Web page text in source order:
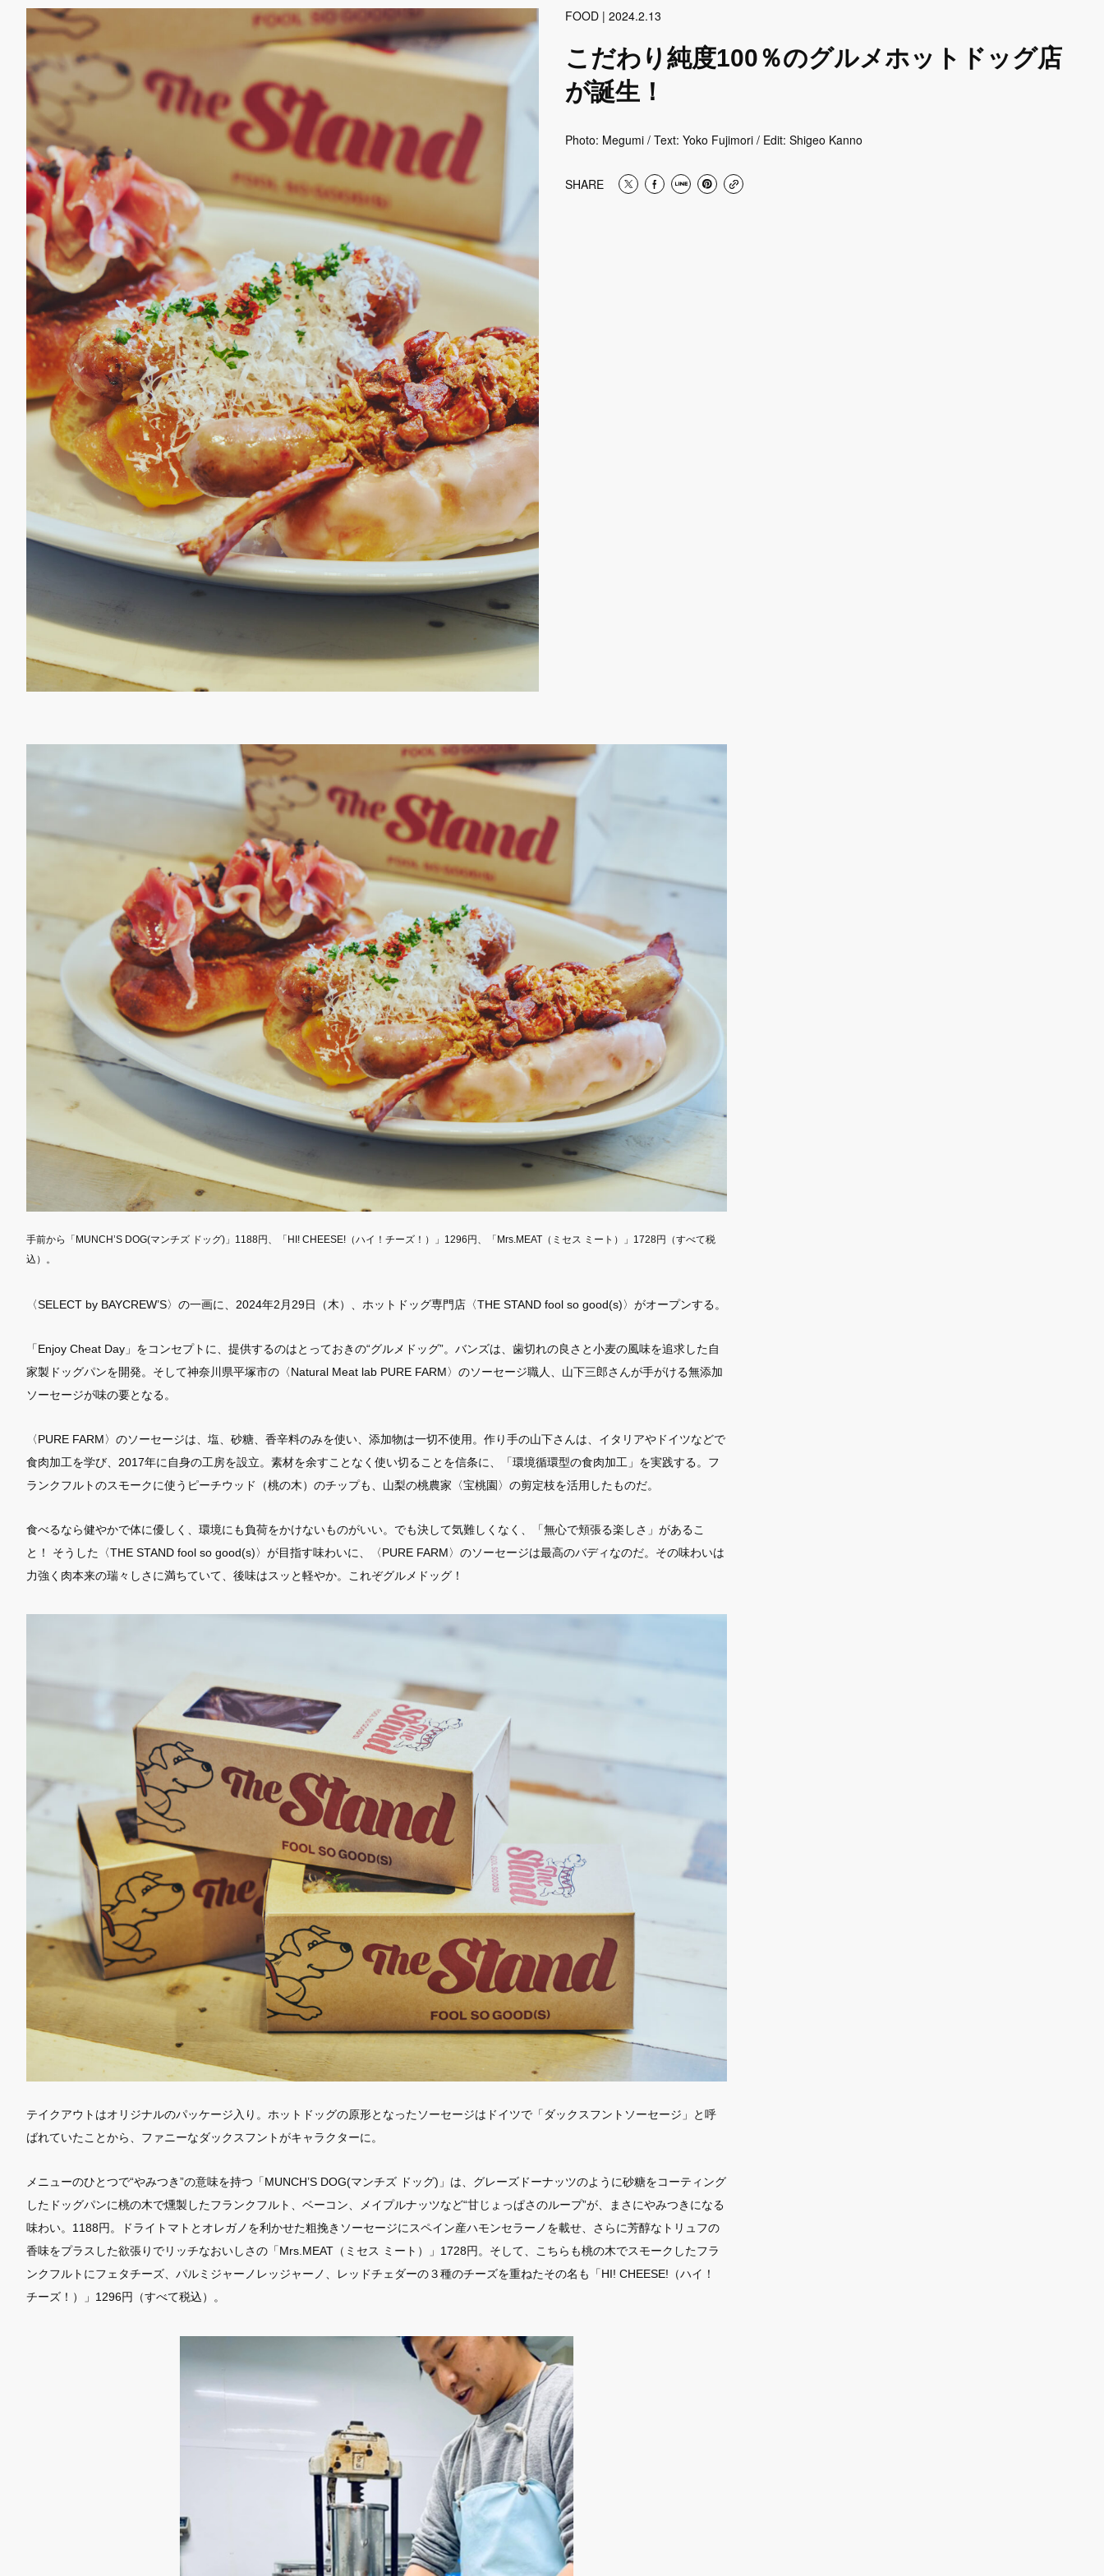
ABOUT
FASHION
CULTURE
PEOPLE
ART
SNAP
SEARCH
LINKS
BAYCREW’S STORE COMPANY SITE
虎ノ門の進化を加速する、
FOOD | 2024.2.13
こだわり純度100％のグルメホットドッグ店
が誕生！
Photo: Megumi / Text: Yoko Fujimori / Edit: Shigeo Kanno
SHARE
手前から「MUNCH’S DOG(マンチズ ドッグ)」1188円、「HI! CHEESE!（ハイ！チーズ！）」1296円、「Mrs.MEAT（ミセス ミート）」1728円（すべて税
込）。
〈SELECT by BAYCREW’S〉の一画に、2024年2月29日（木）、ホットドッグ専門店〈THE STAND fool so good(s)〉がオープンする。
「Enjoy Cheat Day」をコンセプトに、提供するのはとっておきの“グルメドッグ”。バンズは、歯切れの良さと小麦の風味を追求した自
家製ドッグパンを開発。そして神奈川県平塚市の〈Natural Meat lab PURE FARM〉のソーセージ職人、山下三郎さんが手がける無添加
ソーセージが味の要となる。
〈PURE FARM〉のソーセージは、塩、砂糖、香辛料のみを使い、添加物は一切不使用。作り手の山下さんは、イタリアやドイツなどで
食肉加工を学び、2017年に自身の工房を設立。素材を余すことなく使い切ることを信条に、「環境循環型の食肉加工」を実践する。フ
ランクフルトのスモークに使うピーチウッド（桃の木）のチップも、山梨の桃農家〈宝桃園〉の剪定枝を活用したものだ。
食べるなら健やかで体に優しく、環境にも負荷をかけないものがいい。でも決して気難しくなく、「無心で頬張る楽しさ」があるこ
と！ そうした〈THE STAND fool so good(s)〉が目指す味わいに、〈PURE FARM〉のソーセージは最高のバディなのだ。その味わいは
力強く肉本来の瑞々しさに満ちていて、後味はスッと軽やか。これぞグルメドッグ！
テイクアウトはオリジナルのパッケージ入り。ホットドッグの原形となったソーセージはドイツで「ダックスフントソーセージ」と呼
ばれていたことから、ファニーなダックスフントがキャラクターに。
メニューのひとつで“やみつき”の意味を持つ「MUNCH’S DOG(マンチズ ドッグ)」は、グレーズドーナッツのように砂糖をコーティング
したドッグパンに桃の木で燻製したフランクフルト、ベーコン、メイプルナッツなど“甘じょっぱさのループ”が、まさにやみつきになる
味わい。1188円。ドライトマトとオレガノを利かせた粗挽きソーセージにスペイン産ハモンセラーノを載せ、さらに芳醇なトリュフの
香味をプラスした欲張りでリッチなおいしさの「Mrs.MEAT（ミセス ミート）」1728円。そして、こちらも桃の木でスモークしたフラ
ンクフルトにフェタチーズ、パルミジャーノレッジャーノ、レッドチェダーの３種のチーズを重ねたその名も「HI! CHEESE!（ハイ！
チーズ！）」1296円（すべて税込）。